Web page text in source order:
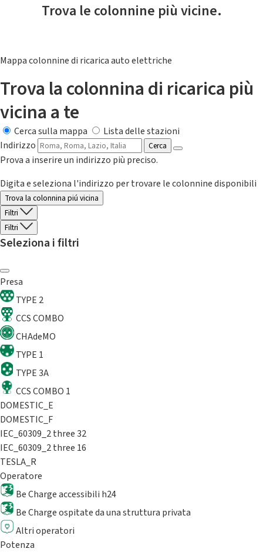
Trova le colonnine più vicine.
Mappa colonnine di ricarica auto elettriche
Trova la colonnina di ricarica più
vicina a te
Cerca sulla mappa
Lista delle stazioni
Indirizzo
Cerca
Prova a inserire un indirizzo più preciso.
Digita e seleziona l'indirizzo per trovare le colonnine disponibili
Trova la colonnina piú vicina
Filtri
Filtri
Seleziona i filtri
Presa
TYPE 2
CCS COMBO
CHAdeMO
TYPE 1
TYPE 3A
CCS COMBO 1
DOMESTIC_E
DOMESTIC_F
IEC_60309_2 three 32
IEC_60309_2 three 16
TESLA_R
Operatore
Be Charge accessibili h24
Be Charge ospitate da una struttura privata
Altri operatori
Potenza